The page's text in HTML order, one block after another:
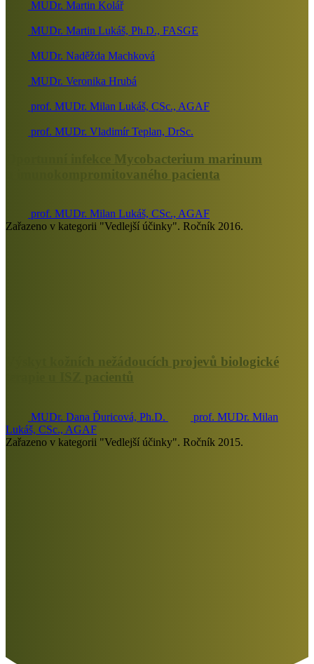
MUDr. Martin Kolář
MUDr. Martin Lukáš, Ph.D., FASGE
MUDr. Naděžda Machková
MUDr. Veronika Hrubá
prof. MUDr. Milan Lukáš, CSc., AGAF
prof. MUDr. Vladimír Teplan, DrSc.
Oportunní infekce Mycobacterium marinum
u imunokompromitovaného pacienta
prof. MUDr. Milan Lukáš, CSc., AGAF
Zařazeno v kategorii "Vedlejší účinky". Ročník 2016.
Výskyt kožních nežádoucích projevů biologické
terapie u ISZ pacientů
MUDr. Dana Ďuricová, Ph.D.
prof. MUDr. Milan
Lukáš, CSc., AGAF
Zařazeno v kategorii "Vedlejší účinky". Ročník 2015.